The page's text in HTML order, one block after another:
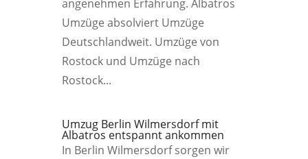
angenehmen Erfahrung. Albatros
Umzüge absolviert Umzüge
Deutschlandweit. Umzüge von
Rostock und Umzüge nach
Rostock...
Umzug Berlin Wilmersdorf mit
Albatros entspannt ankommen
In Berlin Wilmersdorf sorgen wir